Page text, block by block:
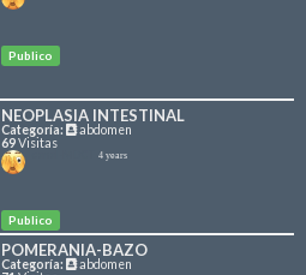
Publico
NEOPLASIA INTESTINAL
Categoría:
abdomen
69Visitas
4 years
Publico
POMERANIA-BAZO
Categoría:
abdomen